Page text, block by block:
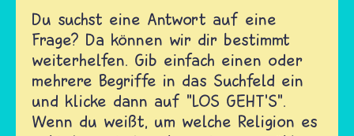
Du suchst eine Antwort auf eine
Frage? Da können wir dir bestimmt
weiterhelfen. Gib einfach einen oder
mehrere Begriffe in das Suchfeld ein
und klicke dann auf "LOS GEHT'S".
Wenn du weißt, um welche Religion es